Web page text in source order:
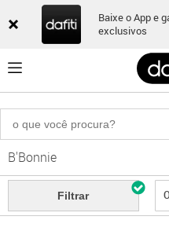
Baixe o App e
exclusivos
B'Bonnie
Filtrar